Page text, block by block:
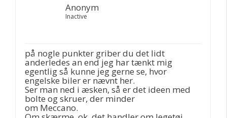
Anonym
Inactive
på nogle punkter griber du det lidt
anderledes an end jeg har tænkt mig
egentlig så kunne jeg gerne se, hvor
engelske biler er nævnt her.
Ser man ned i æsken, så er det ideen med
bolte og skruer, der minder
om Meccano.